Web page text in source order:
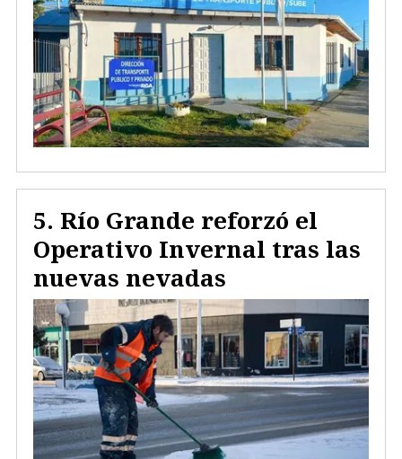
Río Grande reforzó el
Operativo Invernal tras las
nuevas nevadas